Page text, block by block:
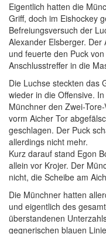
Eigentlich hatten die
Griff, doch im Eishockey
Befreiungsversuch der
Alexander Elsberger.
und feuerte den Puck
Anschlusstreffer in die
Die Luchse steckten das
wieder in die Offensive.
Münchner den Zwei-
vorm Aicher Tor
geschlagen. Der Puck
allerdings nicht mehr.
Kurz darauf stand Egon
allein vor Krojer. Der
nicht, die Scheibe am
Die Münchner hatten
und eigentlich des
überstandenen
gegnerischen blauen